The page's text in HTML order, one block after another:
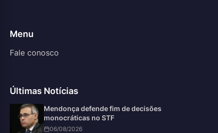
Menu
Fale conosco
Últimas Notícias
Mendonça defende fim de decisões
monocráticas no STF
06/08/2026